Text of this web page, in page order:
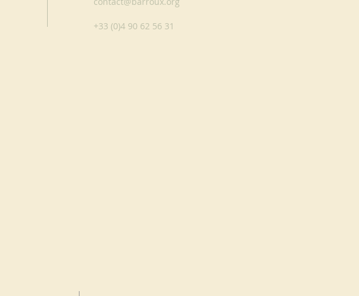
+33 (0)4 90 62 56 31